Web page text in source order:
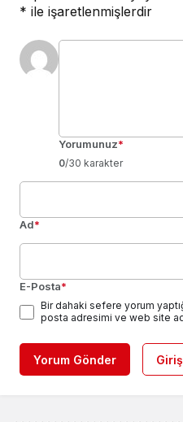
* ile işaretlenmişlerdir
Yorumunuz*
0/30 karakter
Ad*
E-Posta*
Bir dahaki sefere yorum
posta adresimi ve web site
Yorum Gönder